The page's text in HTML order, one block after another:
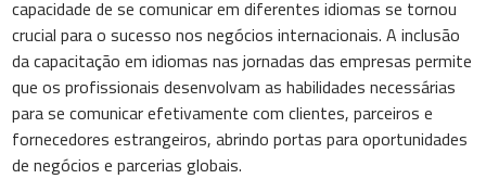
capacidade de se comunicar em diferentes idiomas se tornou
crucial para o sucesso nos negócios internacionais. A inclusão
da capacitação em idiomas nas jornadas das empresas permite
que os profissionais desenvolvam as habilidades necessárias
para se comunicar efetivamente com clientes, parceiros e
fornecedores estrangeiros, abrindo portas para oportunidades
de negócios e parcerias globais.